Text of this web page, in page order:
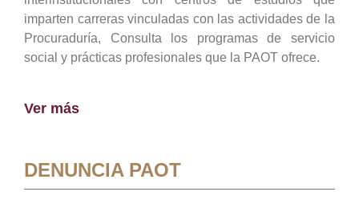
imparten carreras vinculadas con las actividades de la
Procuraduría, Consulta los programas de servicio
social y prácticas profesionales que la PAOT ofrece.
Ver más
DENUNCIA PAOT